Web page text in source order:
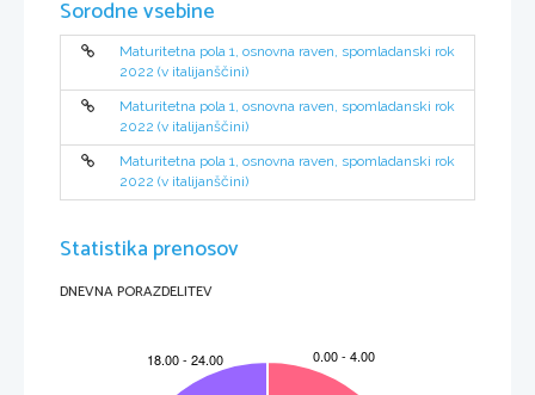
7.
Quelle musique vous inspirait à cet âge?
d’acteur?
J’ai mis beaucoup de temps à me faire à l’idée que c’était mon métier. D’abord, je n’en
revenais pas d’être payé pour jouer. Et j’étais convaincu que c’était temporaire. Pendant
années, j’ai été surpris de continuer à recevoir des scénarios. Pourtant, je me dis toujours que
chaque film pourrait être le dernier.
Sorodne vsebine
Maturitetna pola 1, osnovna raven, spomladanski rok
2022 (v italijanščini)
Maturitetna pola 1, osnovna raven, spomladanski rok
2022 (v italijanščini)
Maturitetna pola 1, osnovna raven, spomladanski rok
2022 (v italijanščini)
Statistika prenosov
DNEVNA PORAZDELITEV